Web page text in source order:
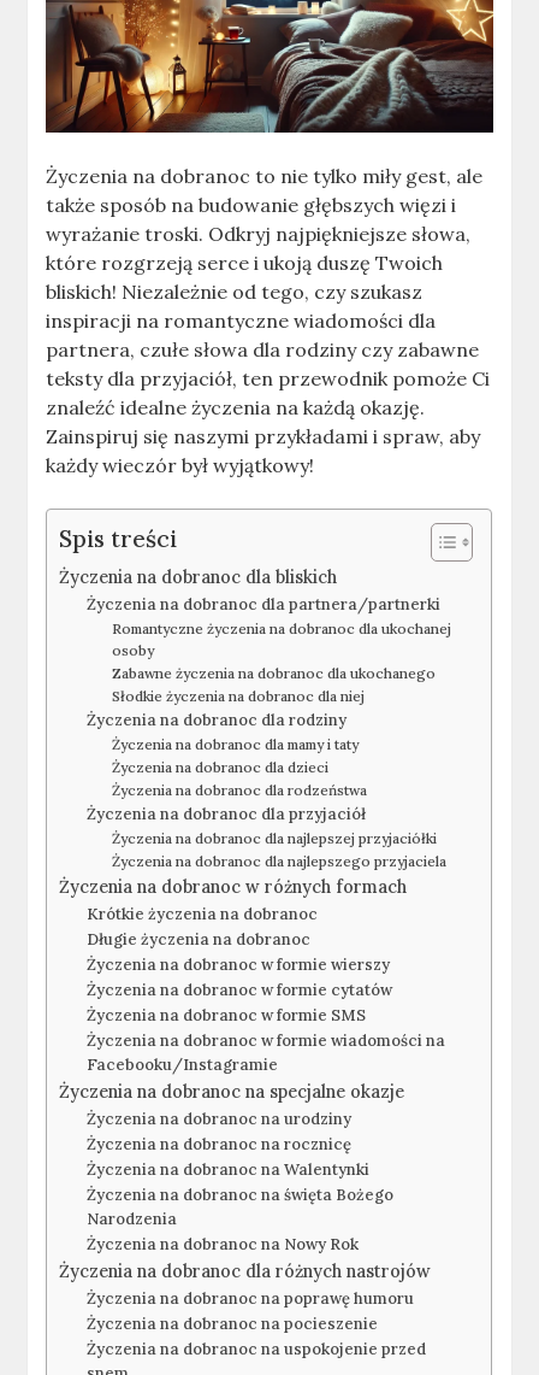
Życzenia na dobranoc to nie tylko miły gest, ale
także sposób na budowanie głębszych więzi i
wyrażanie troski. Odkryj najpiękniejsze słowa,
które rozgrzeją serce i ukoją duszę Twoich
bliskich! Niezależnie od tego, czy szukasz
inspiracji na romantyczne wiadomości dla
partnera, czułe słowa dla rodziny czy zabawne
teksty dla przyjaciół, ten przewodnik pomoże Ci
znaleźć idealne życzenia na każdą okazję.
Zainspiruj się naszymi przykładami i spraw, aby
każdy wieczór był wyjątkowy!
Spis treści
Życzenia na dobranoc dla bliskich
Życzenia na dobranoc dla partnera/partnerki
Romantyczne życzenia na dobranoc dla ukochanej
osoby
Zabawne życzenia na dobranoc dla ukochanego
Słodkie życzenia na dobranoc dla niej
Życzenia na dobranoc dla rodziny
Życzenia na dobranoc dla mamy i taty
Życzenia na dobranoc dla dzieci
Życzenia na dobranoc dla rodzeństwa
Życzenia na dobranoc dla przyjaciół
Życzenia na dobranoc dla najlepszej przyjaciółki
Życzenia na dobranoc dla najlepszego przyjaciela
Życzenia na dobranoc w różnych formach
Krótkie życzenia na dobranoc
Długie życzenia na dobranoc
Życzenia na dobranoc w formie wierszy
Życzenia na dobranoc w formie cytatów
Życzenia na dobranoc w formie SMS
Życzenia na dobranoc w formie wiadomości na
Facebooku/Instagramie
Życzenia na dobranoc na specjalne okazje
Życzenia na dobranoc na urodziny
Życzenia na dobranoc na rocznicę
Życzenia na dobranoc na Walentynki
Życzenia na dobranoc na święta Bożego
Narodzenia
Życzenia na dobranoc na Nowy Rok
Życzenia na dobranoc dla różnych nastrojów
Życzenia na dobranoc na poprawę humoru
Życzenia na dobranoc na pocieszenie
Życzenia na dobranoc na uspokojenie przed